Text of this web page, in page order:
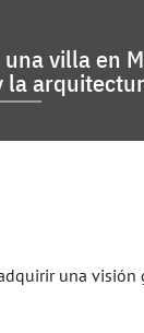
villa en
la
una